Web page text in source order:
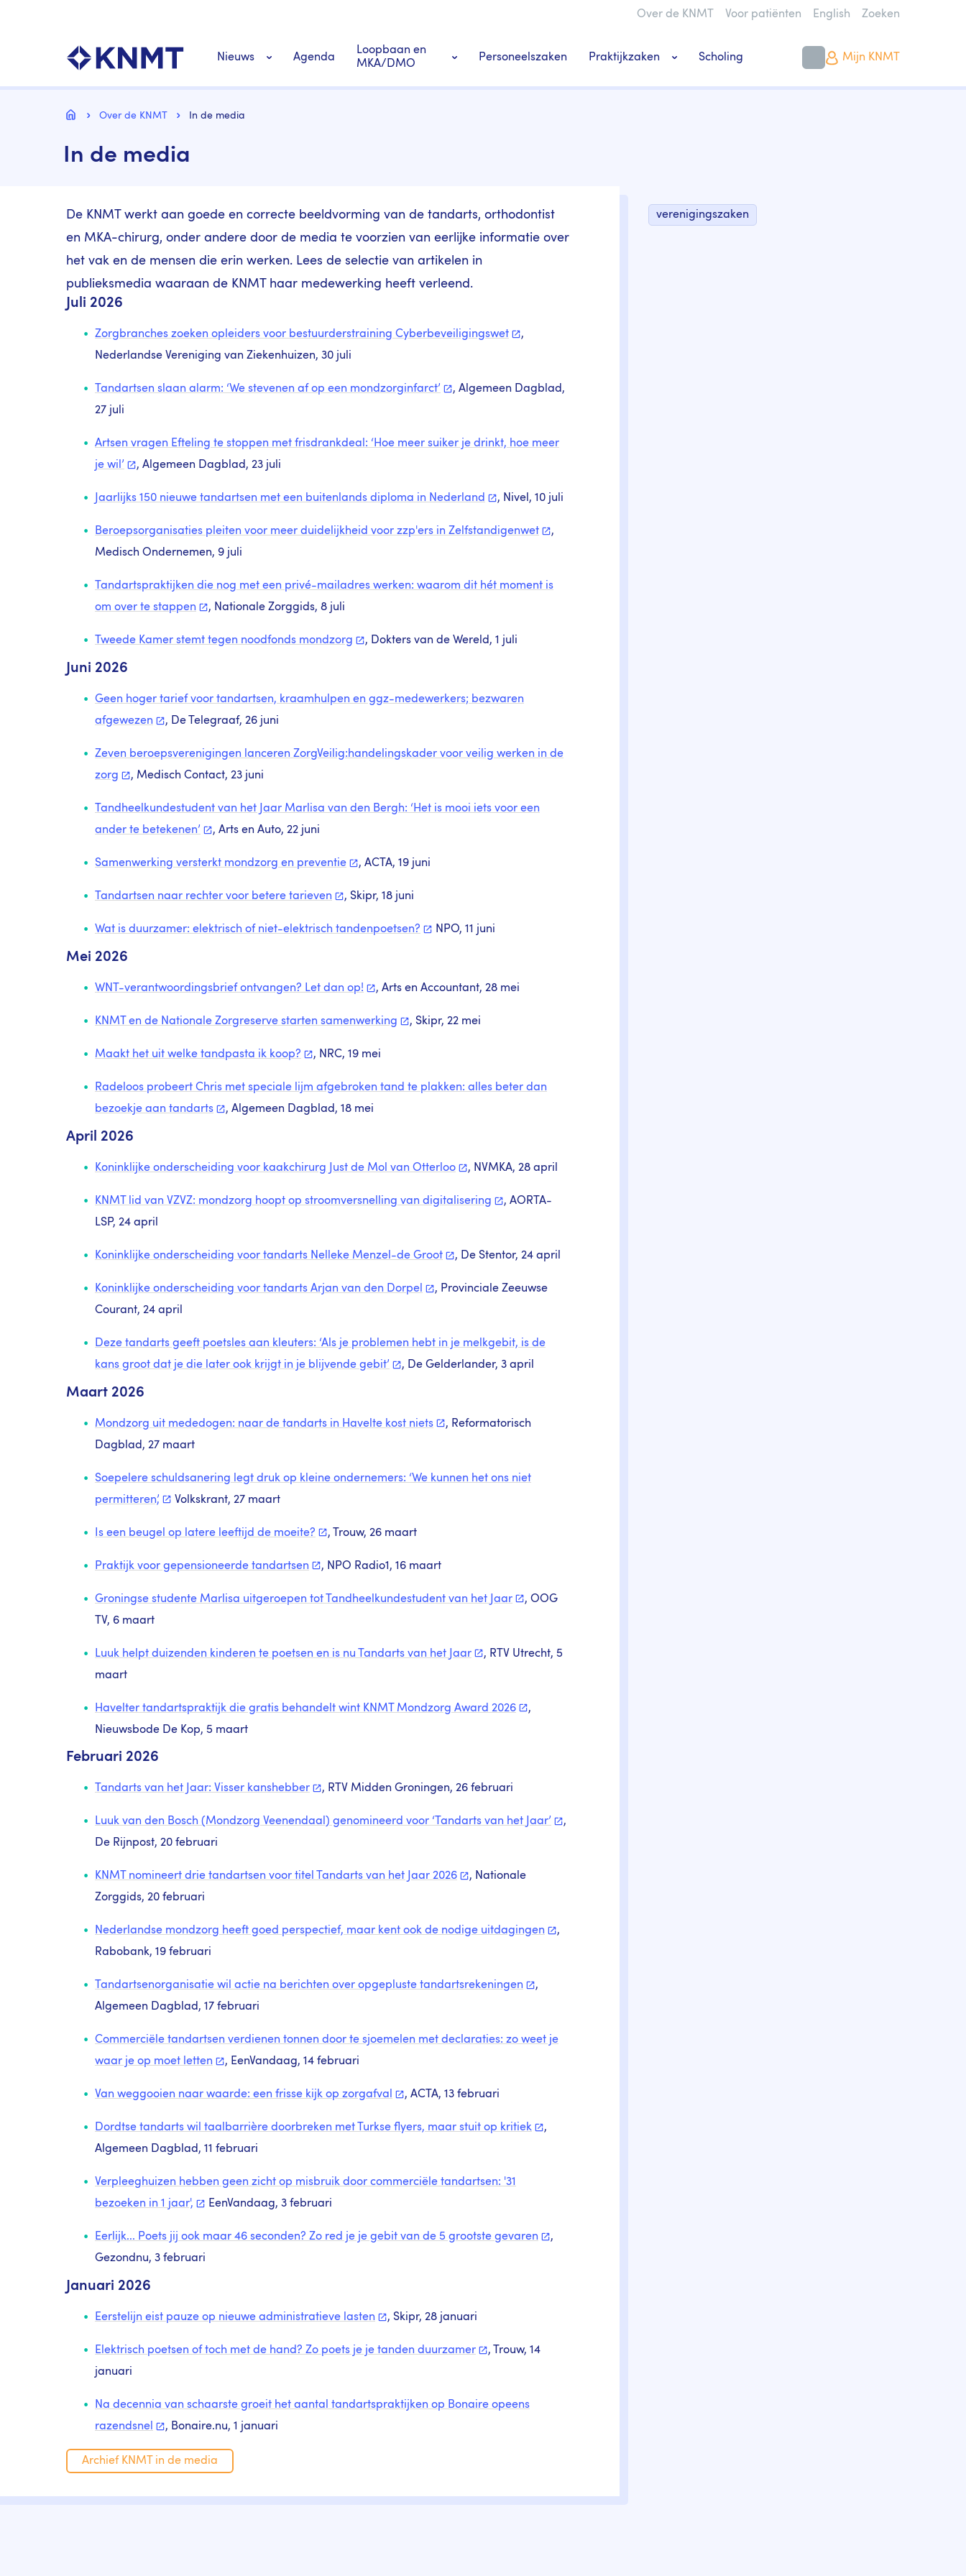
Over de KNMT Voor patiënten English
Zoeken
Nieuws Agenda
Loopbaan en
MKA/DMO
Personeelszaken Praktijkzaken Scholing Mijn KNMT
Kruimelpad
HomeOver de KNMT In de media
In de media
De KNMT werkt aan goede en correcte beeldvorming van de tandarts, orthodontist
en MKA-chirurg, onder andere door de media te voorzien van eerlijke informatie over
het vak en de mensen die erin werken. Lees de selectie van artikelen in
publieksmedia waaraan de KNMT haar medewerking heeft verleend.
Juli 2026
Zorgbranches zoeken opleiders voor bestuurderstraining Cyberbeveiligingswet
,
Nederlandse Vereniging van Ziekenhuizen, 30 juli
Tandartsen slaan alarm: ‘We stevenen af op een mondzorginfarct’
, Algemeen Dagblad,
27 juli
Artsen vragen Efteling te stoppen met frisdrankdeal: ‘Hoe meer suiker je drinkt, hoe meer
je wil’ , Algemeen Dagblad, 23 juli
Jaarlijks 150 nieuwe tandartsen met een buitenlands diploma in Nederland , Nivel, 10 juli
Beroepsorganisaties pleiten voor meer duidelijkheid voor zzp'ers in Zelfstandigenwet
,
Medisch Ondernemen, 9 juli
Tandartspraktijken die nog met een privé-mailadres werken: waarom dit hét moment is
om over te stappen , Nationale Zorggids, 8 juli
Tweede Kamer stemt tegen noodfonds mondzorg , Dokters van de Wereld, 1 juli
Juni 2026
Geen hoger tarief voor tandartsen, kraamhulpen en ggz-medewerkers; bezwaren
afgewezen
, De Telegraaf, 26 juni
Zeven beroepsverenigingen lanceren ZorgVeilig:handelingskader voor veilig werken in de
zorg
, Medisch Contact, 23 juni
Tandheelkundestudent van het Jaar Marlisa van den Bergh: ‘Het is mooi iets voor een
ander te betekenen’ , Arts en Auto, 22 juni
Samenwerking versterkt mondzorg en preventie , ACTA, 19 juni
Tandartsen naar rechter voor betere tarieven , Skipr, 18 juni
Wat is duurzamer: elektrisch of niet-elektrisch tandenpoetsen? NPO, 11 juni
Mei 2026
WNT-verantwoordingsbrief ontvangen? Let dan op! , Arts en Accountant, 28 mei
KNMT en de Nationale Zorgreserve starten samenwerking , Skipr, 22 mei
Maakt het uit welke tandpasta ik koop? , NRC, 19 mei
Radeloos probeert Chris met speciale lijm afgebroken tand te plakken: alles beter dan
bezoekje aan tandarts , Algemeen Dagblad, 18 mei
April 2026
Koninklijke onderscheiding voor kaakchirurg Just de Mol van Otterloo , NVMKA, 28 april
KNMT lid van VZVZ: mondzorg hoopt op stroomversnelling van digitalisering
, AORTA-
LSP, 24 april
Koninklijke onderscheiding voor tandarts Nelleke Menzel-de Groot , De Stentor, 24 april
Koninklijke onderscheiding voor tandarts Arjan van den Dorpel
, Provinciale Zeeuwse
Courant, 24 april
Deze tandarts geeft poetsles aan kleuters: ‘Als je problemen hebt in je melkgebit, is de
kans groot dat je die later ook krijgt in je blijvende gebit’ , De Gelderlander, 3 april
Maart 2026
Mondzorg uit mededogen: naar de tandarts in Havelte kost niets
, Reformatorisch
Dagblad, 27 maart
Soepelere schuldsanering legt druk op kleine ondernemers: ‘We kunnen het ons niet
permitteren’,
Volkskrant, 27 maart
Is een beugel op latere leeftijd de moeite? , Trouw, 26 maart
Praktijk voor gepensioneerde tandartsen , NPO Radio1, 16 maart
Groningse studente Marlisa uitgeroepen tot Tandheelkundestudent van het Jaar
, OOG
TV, 6 maart
Luuk helpt duizenden kinderen te poetsen en is nu Tandarts van het Jaar
, RTV Utrecht, 5
maart
Havelter tandartspraktijk die gratis behandelt wint KNMT Mondzorg Award 2026
,
Nieuwsbode De Kop, 5 maart
Februari 2026
Tandarts van het Jaar: Visser kanshebber , RTV Midden Groningen, 26 februari
Luuk van den Bosch (Mondzorg Veenendaal) genomineerd voor ‘Tandarts van het Jaar’
,
De Rijnpost, 20 februari
KNMT nomineert drie tandartsen voor titel Tandarts van het Jaar 2026
, Nationale
Zorggids, 20 februari
Nederlandse mondzorg heeft goed perspectief, maar kent ook de nodige uitdagingen
,
Rabobank, 19 februari
Tandartsenorganisatie wil actie na berichten over opgepluste tandartsrekeningen
,
Algemeen Dagblad, 17 februari
Commerciële tandartsen verdienen tonnen door te sjoemelen met declaraties: zo weet je
waar je op moet letten , EenVandaag, 14 februari
Van weggooien naar waarde: een frisse kijk op zorgafval , ACTA, 13 februari
Dordtse tandarts wil taalbarrière doorbreken met Turkse flyers, maar stuit op kritiek
,
Algemeen Dagblad, 11 februari
Verpleeghuizen hebben geen zicht op misbruik door commerciële tandartsen: '31
bezoeken in 1 jaar', EenVandaag, 3 februari
Eerlijk... Poets jij ook maar 46 seconden? Zo red je je gebit van de 5 grootste gevaren
,
Gezondnu, 3 februari
Januari 2026
Eerstelijn eist pauze op nieuwe administratieve lasten , Skipr, 28 januari
Elektrisch poetsen of toch met de hand? Zo poets je je tanden duurzamer
, Trouw, 14
januari
Na decennia van schaarste groeit het aantal tandartspraktijken op Bonaire opeens
razendsnel
, Bonaire.nu, 1 januari
Archief KNMT in de media
verenigingszaken